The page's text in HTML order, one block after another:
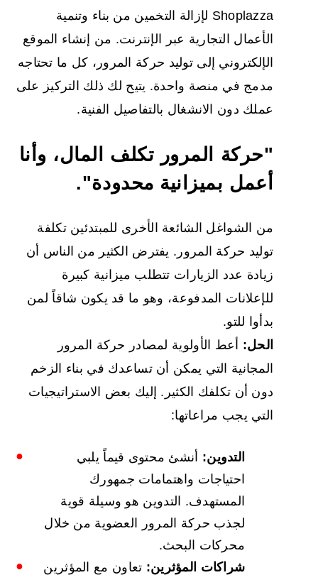
Shoplazza لإزالة التخمين من بناء وتنمية
الأعمال التجارية عبر الإنترنت. من إنشاء الموقع
الإلكتروني إلى توليد حركة المرور، كل ما تحتاجه
مدمج في منصة واحدة. يتيح لك ذلك التركيز على
عملك دون الانشغال بالتفاصيل الفنية.
"حركة المرور تكلف المال، وأنا
أعمل بميزانية محدودة".
من الشواغل الشائعة الأخرى للمبتدئين تكلفة
توليد حركة المرور. يفترض الكثير من الناس أن
زيادة عدد الزيارات تتطلب ميزانية كبيرة
للإعلانات المدفوعة، وهو ما قد يكون شاقاً لمن
بدأوا للتو.
الحل: أعط الأولوية لمصادر حركة المرور
المجانية التي يمكن أن تساعدك في بناء الزخم
دون أن تكلفك الكثير. إليك بعض الاستراتيجيات
التي يجب مراعاتها:
التدوين: أنشئ محتوى قيماً يلبي
احتياجات واهتمامات جمهورك
المستهدف. التدوين هو وسيلة قوية
لجذب حركة المرور العضوية من خلال
محركات البحث.
شراكات المؤثرين: تعاون مع المؤثرين